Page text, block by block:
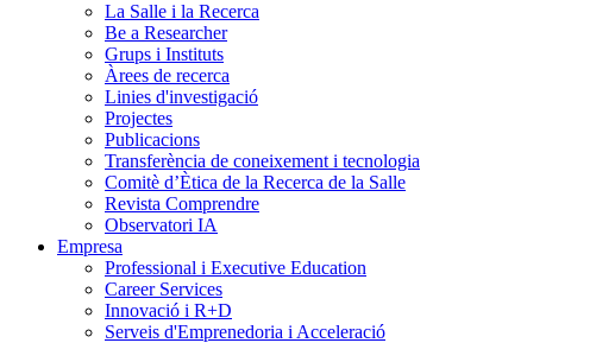
La Salle i la Recerca
Be a Researcher
Grups i Instituts
Àrees de recerca
Linies d'investigació
Projectes
Publicacions
Transferència de coneixement i tecnologia
Comitè d’Ètica de la Recerca de la Salle
Revista Comprendre
Observatori IA
Empresa
Professional i Executive Education
Career Services
Innovació i R+D
Serveis d'Emprenedoria i Acceleració